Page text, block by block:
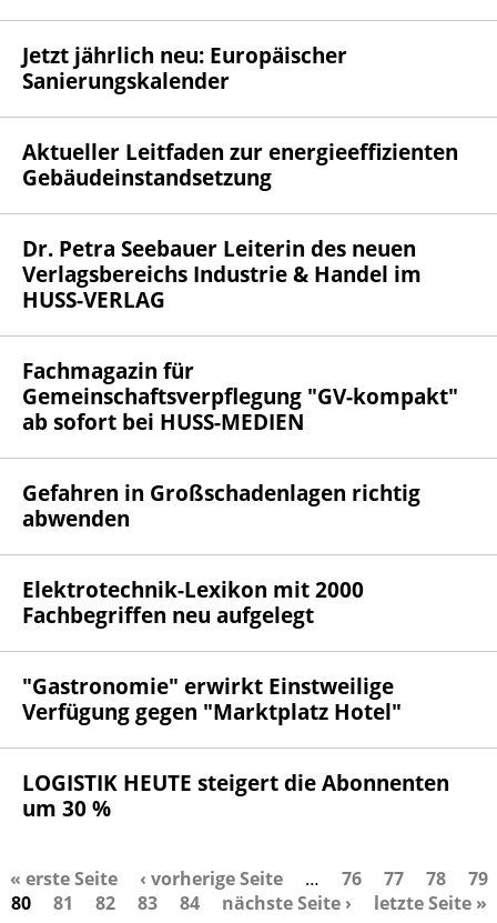
Jetzt jährlich neu: Europäischer
Sanierungskalender
Aktueller Leitfaden zur energieeffizienten
Gebäudeinstandsetzung
Dr. Petra Seebauer Leiterin des neuen
Verlagsbereichs Industrie & Handel im
HUSS-VERLAG
Fachmagazin für
Gemeinschaftsverpflegung "GV-kompakt"
ab sofort bei HUSS-MEDIEN
Gefahren in Großschadenlagen richtig
abwenden
Elektrotechnik-Lexikon mit 2000
Fachbegriffen neu aufgelegt
"Gastronomie" erwirkt Einstweilige
Verfügung gegen "Marktplatz Hotel"
LOGISTIK HEUTE steigert die Abonnenten
um 30 %
S« erste Seite ‹ vorherige Seite … 76 77 78
79
80
81 82 83 84 nächste Seite › letzte Seite »